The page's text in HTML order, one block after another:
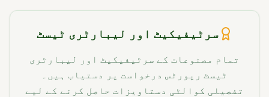
سرٹیفیکیٹ اور لیبارٹری ٹیسٹ
تمام مصنوعات کے سرٹیفیکیٹ اور لیبارٹری
ٹیسٹ رپورٹس درخواست پر دستیاب ہیں۔
تفصیلی کوالٹی دستاویزات حاصل کرنے کے لیے